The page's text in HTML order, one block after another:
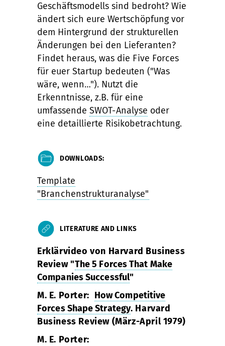
Geschäftsmodells sind bedroht? Wie
ändert sich eure Wertschöpfung vor
dem Hintergrund der strukturellen
Änderungen bei den Lieferanten?
Findet heraus, was die Five Forces
für euer Startup bedeuten ("Was
wäre, wenn…"). Nutzt die
Erkenntnisse, z.B. für eine
umfassende SWOT-Analyse oder
eine detaillierte Risikobetrachtung.
DOWNLOADS:
Template
"Branchenstrukturanalyse"
LITERATURE AND LINKS
Erklärvideo von Harvard Business
Review "The 5 Forces That Make
Companies Successful"
M. E. Porter: How Competitive
Forces Shape Strategy. Harvard
Business Review (März-April 1979)
M. E. Porter: